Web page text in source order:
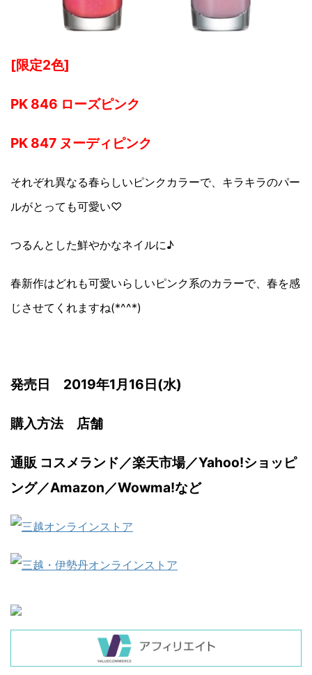
[限定2色]
PK 846 ローズピンク
PK 847 ヌーディピンク
それぞれ異なる春らしいピンクカラーで、キラキラのパー
ルがとっても可愛い♡
つるんとした鮮やかなネイルに♪
春新作はどれも可愛いらしいピンク系のカラーで、春を感
じさせてくれますね(*^^*)
発売日 2019年1月16日(水)
購入方法 店舗
通販 コスメランド／楽天市場／Yahoo!ショッピ
ング／Amazon／Wowma!など